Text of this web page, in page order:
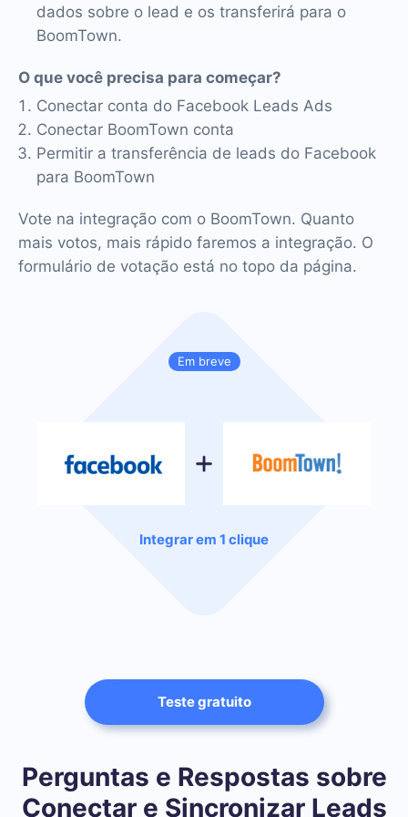
Em breve
Integrar em 1 clique
dados sobre o lead e os transferirá para o
BoomTown.
O que você precisa para começar?
Conectar conta do Facebook Leads Ads
Conectar BoomTown conta
Permitir a transferência de leads do Facebook
para BoomTown
Vote na integração com o BoomTown. Quanto
mais votos, mais rápido faremos a integração. O
formulário de votação está no topo da página.
Teste gratuito
Perguntas e Respostas sobre
Conectar e Sincronizar Leads